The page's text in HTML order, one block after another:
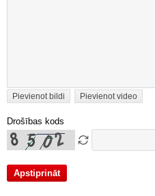
Pievienot bildi Pievienot video
Drošības kods